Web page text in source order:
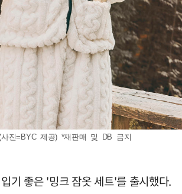
진=BYC 제공) *재판매 및 DB 금지
기 좋은 '밍크 잠옷 세트'를 출시했다.